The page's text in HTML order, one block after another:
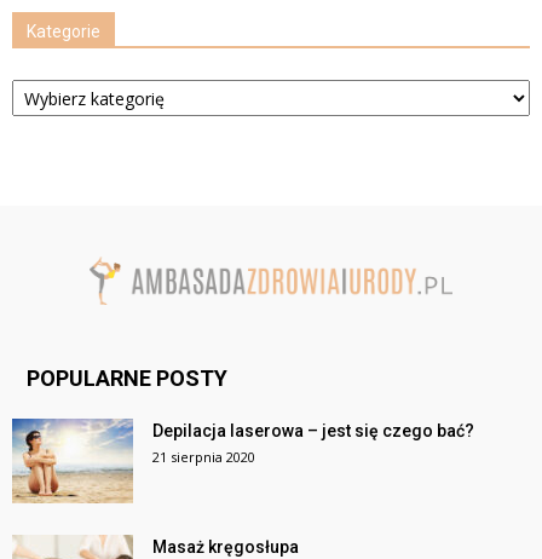
Kategorie
Kategorie
POPULARNE POSTY
Depilacja laserowa – jest się czego bać?
21 sierpnia 2020
Masaż kręgosłupa